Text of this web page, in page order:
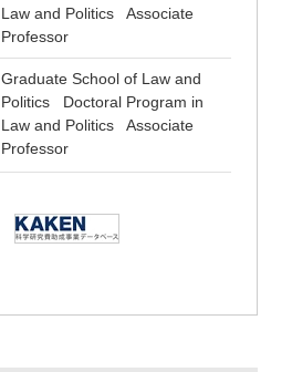
Law and Politics Associate
Professor
Graduate School of Law and
Politics Doctoral Program in
Law and Politics Associate
Professor